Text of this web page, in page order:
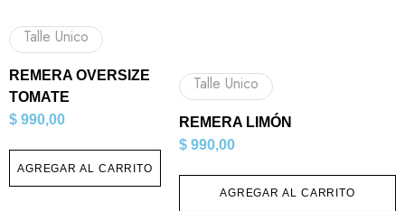
Talle Unico
REMERA OVERSIZE
TOMATE
$ 990,00
AGREGAR AL CARRITO
Talle Unico
REMERA LIMÓN
$ 990,00
AGREGAR AL CARRITO